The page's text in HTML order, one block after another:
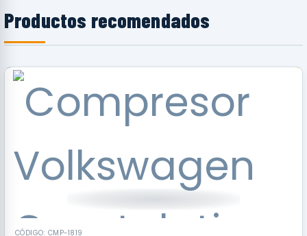
Productos recomendados
RECOMENDADO
CÓDIGO: CMP-1819